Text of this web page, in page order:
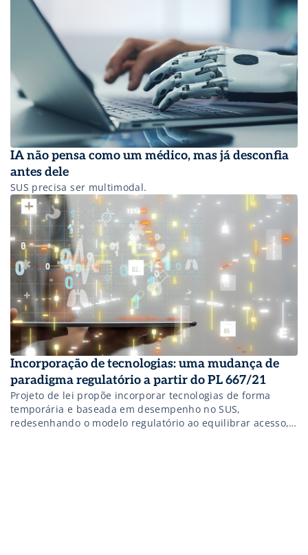
IA não pensa como um médico, mas já desconfia
antes dele
SUS precisa ser multimodal.
Incorporação de tecnologias: uma mudança de
paradigma regulatório a partir do PL 667/21
Projeto de lei propõe incorporar tecnologias de forma
temporária e baseada em desempenho no SUS,
redesenhando o modelo regulatório ao equilibrar acesso,